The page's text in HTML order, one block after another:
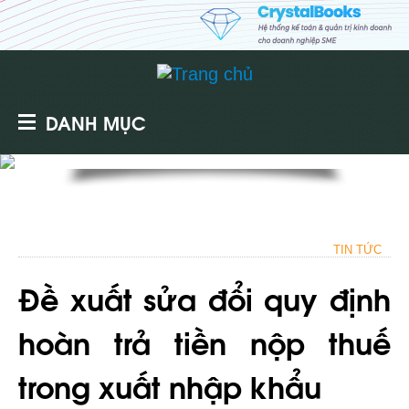
DANH MỤC
TIN TỨC
Đề xuất sửa đổi quy định
hoàn trả tiền nộp thuế
trong xuất nhập khẩu